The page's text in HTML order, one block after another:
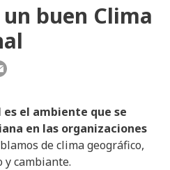
buen Clima
el ambiente que se
en las organizaciones
de clima geográfico,
y cambiante.